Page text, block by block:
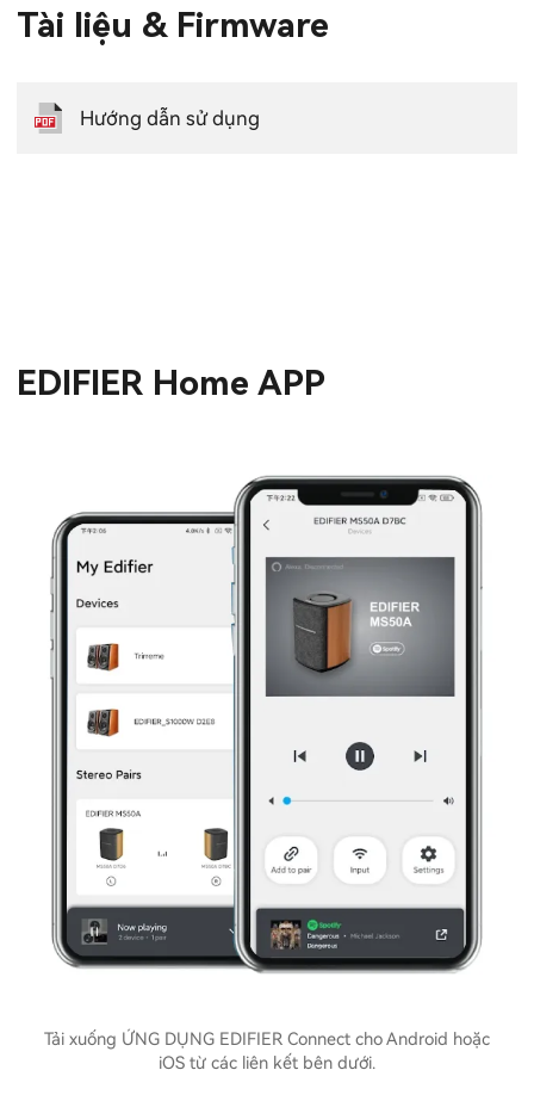
Tài liệu & Firmware
Hướng dẫn sử dụng
EDIFIER Home APP
Tải xuống ỨNG DỤNG EDIFIER Connect cho Android hoặc
iOS từ các liên kết bên dưới.